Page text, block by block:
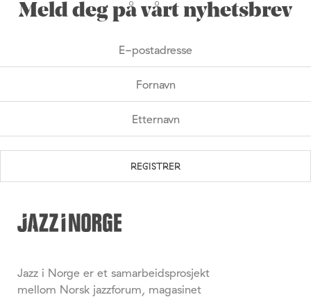
Meld deg på vårt nyhetsbrev
Jazz i Norge er et samarbeidsprosjekt
mellom Norsk jazzforum, magasinet